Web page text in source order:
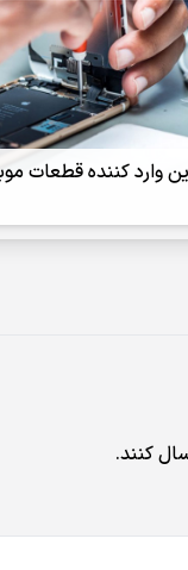
وارد کننده قطعات
کنند.